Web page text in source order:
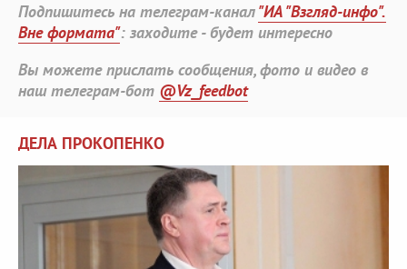
Подпишитесь на телеграм-канал"ИА "Взгляд-инфо".
Вне формата": заходите - будет интересно
Вы можете прислать сообщения, фото и видео в
наш телеграм-бот @Vz_feedbot
ДЕЛА ПРОКОПЕНКО